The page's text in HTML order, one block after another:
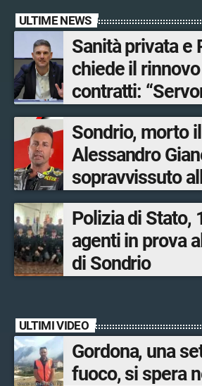
ULTIME NEWS
Sanità privata e
chiede il
contratti:
salari adeguati”
Sondrio, morto
Alessandro
sopravvissuto
ustioni
Polizia di Stato,
agenti in prova
di Sondrio
ULTIMI VIDEO
Gordona, una
fuoco, si spera